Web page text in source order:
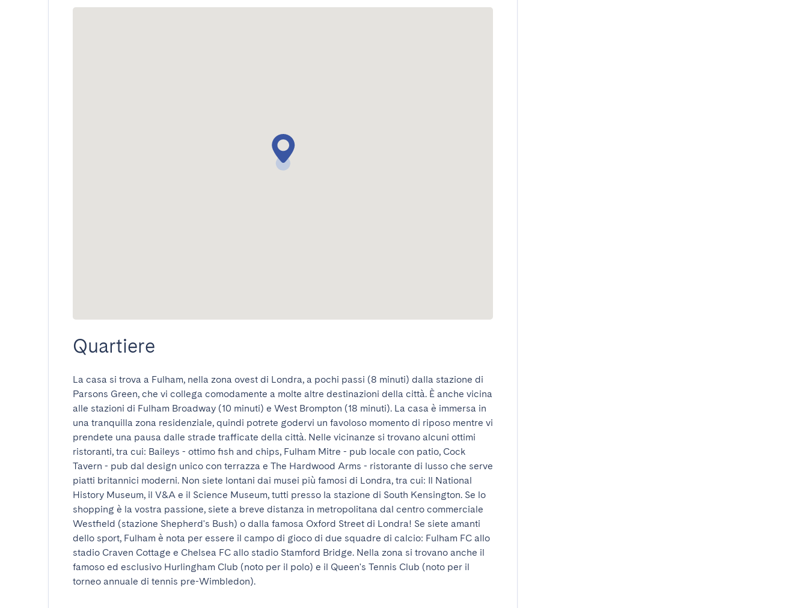
Quartiere
La casa si trova a Fulham, nella zona ovest di Londra, a pochi passi (8 minuti) dalla stazione di
Parsons Green, che vi collega comodamente a molte altre destinazioni della città. È anche vicina
alle stazioni di Fulham Broadway (10 minuti) e West Brompton (18 minuti). La casa è immersa in
una tranquilla zona residenziale, quindi potrete godervi un favoloso momento di riposo mentre vi
prendete una pausa dalle strade trafficate della città. Nelle vicinanze si trovano alcuni ottimi
ristoranti, tra cui: Baileys - ottimo fish and chips, Fulham Mitre - pub locale con patio, Cock
Tavern - pub dal design unico con terrazza e The Hardwood Arms - ristorante di lusso che serve
piatti britannici moderni. Non siete lontani dai musei più famosi di Londra, tra cui: Il National
History Museum, il V&A e il Science Museum, tutti presso la stazione di South Kensington. Se lo
shopping è la vostra passione, siete a breve distanza in metropolitana dal centro commerciale
Westfield (stazione Shepherd's Bush) o dalla famosa Oxford Street di Londra! Se siete amanti
dello sport, Fulham è nota per essere il campo di gioco di due squadre di calcio: Fulham FC allo
stadio Craven Cottage e Chelsea FC allo stadio Stamford Bridge. Nella zona si trovano anche il
famoso ed esclusivo Hurlingham Club (noto per il polo) e il Queen's Tennis Club (noto per il
torneo annuale di tennis pre-Wimbledon).